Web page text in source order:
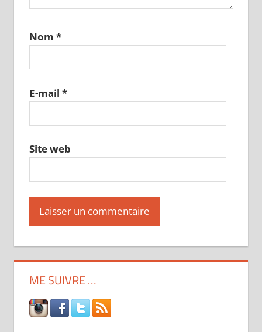
Nom *
E-mail *
Site web
ME SUIVRE …